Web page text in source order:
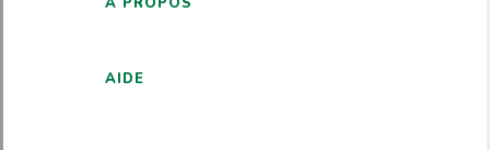
AIDE